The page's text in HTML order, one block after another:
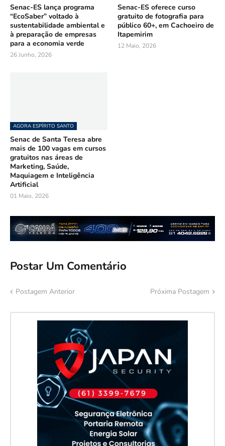
Senac-ES lança programa
“EcoSaber” voltado à
sustentabilidade ambiental e
à preparação de empresas
para a economia verde
26 Junho, 2026
Senac-ES oferece curso
gratuito de fotografia para
público 60+, em Cachoeiro de
Itapemirim
12 Maio, 2026
AGORA ESPÍRITO SANTO
Senac de Santa Teresa abre
mais de 100 vagas em cursos
gratuitos nas áreas de
Marketing, Saúde,
Maquiagem e Inteligência
Artificial
01 Maio, 2026
Postar Um Comentário
Postagem Anterior Próxima Postagem